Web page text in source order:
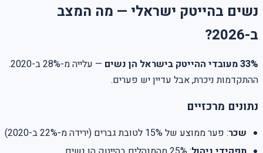
נשים בהייטק ישראלי — מה המצב
ב-2026?
33% מעובדי ההייטק בישראל הן נשים
— עלייה מ-28% ב-2020.
ההתקדמות ניכרת, אבל עדיין יש פערים.
נתונים מרכזיים
שכר: פער ממוצע של 15% לטובת גברים (ירידה מ-22% ב-2020)